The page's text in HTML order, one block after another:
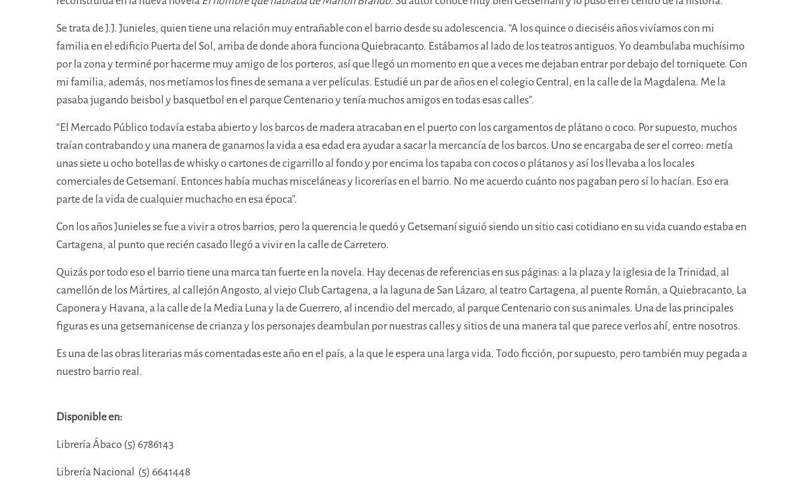
Se trata de J.J. Junieles, quien tiene una relación muy entrañable con el barrio desde su adolescencia. “A los quince o dieciséis años vivíamos con mi
familia en el edificio Puerta del Sol, arriba de donde ahora funciona Quiebracanto. Estábamos al lado de los teatros antiguos. Yo deambulaba muchísimo
por la zona y terminé por hacerme muy amigo de los porteros, así que llegó un momento en que a veces me dejaban entrar por debajo del torniquete. Con
mi familia, además, nos metíamos los fines de semana a ver películas. Estudié un par de años en el colegio Central, en la calle de la Magdalena. Me la
pasaba jugando beisbol y basquetbol en el parque Centenario y tenía muchos amigos en todas esas calles”.
“El Mercado Público todavía estaba abierto y los barcos de madera atracaban en el puerto con los cargamentos de plátano o coco. Por supuesto, muchos
traían contrabando y una manera de ganarnos la vida a esa edad era ayudar a sacar la mercancía de los barcos. Uno se encargaba de ser el correo: metía
unas siete u ocho botellas de whisky o cartones de cigarrillo al fondo y por encima los tapaba con cocos o plátanos y así los llevaba a los locales
comerciales de Getsemaní. Entonces había muchas misceláneas y licorerías en el barrio. No me acuerdo cuánto nos pagaban pero sí lo hacían. Eso era
parte de la vida de cualquier muchacho en esa época”.
Con los años Junieles se fue a vivir a otros barrios, pero la querencia le quedó y Getsemaní siguió siendo un sitio casi cotidiano en su vida cuando estaba en
Cartagena, al punto que recién casado llegó a vivir en la calle de Carretero.
Quizás por todo eso el barrio tiene una marca tan fuerte en la novela. Hay decenas de referencias en sus páginas: a la plaza y la iglesia de la Trinidad, al
camellón de los Mártires, al callejón Angosto, al viejo Club Cartagena, a la laguna de San Lázaro, al teatro Cartagena, al puente Román, a Quiebracanto, La
Caponera y Havana, a la calle de la Media Luna y la de Guerrero, al incendio del mercado, al parque Centenario con sus animales. Una de las principales
figuras es una getsemanicense de crianza y los personajes deambulan por nuestras calles y sitios de una manera tal que parece verlos ahí, entre nosotros.
Es una de las obras literarias más comentadas este año en el país, a la que le espera una larga vida. Todo ficción, por supuesto, pero también muy pegada a
nuestro barrio real.
Disponible en:
Librería Ábaco (5) 6786143
Librería Nacional (5) 6641448